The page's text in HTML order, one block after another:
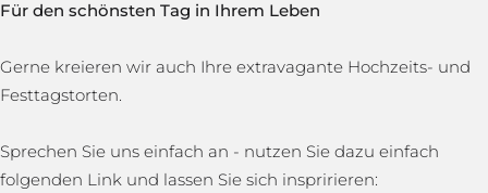
Für den schönsten Tag in Ihrem Leben
Gerne kreieren wir auch Ihre extravagante Hochzeits- und
Festtagstorten.
Sprechen Sie uns einfach an - nutzen Sie dazu einfach
folgenden Link und lassen Sie sich inspririeren: